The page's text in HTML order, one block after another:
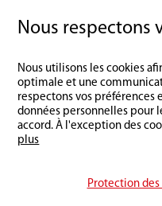
Retour à
Nous respectons
Nous utilisons les cookies
optimale et une
respectons vos préférences
données personnelles pour
accord. À l'exception des
plus
Protection des